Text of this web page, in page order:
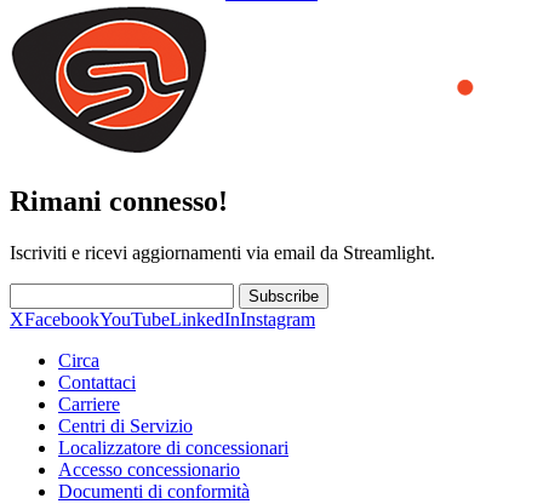
Rimani connesso!
Iscriviti e ricevi aggiornamenti via email da Streamlight.
Subscribe
XFacebookYouTubeLinkedInInstagram
Circa
Contattaci
Carriere
Centri di Servizio
Localizzatore di concessionari
Accesso concessionario
Documenti di conformità